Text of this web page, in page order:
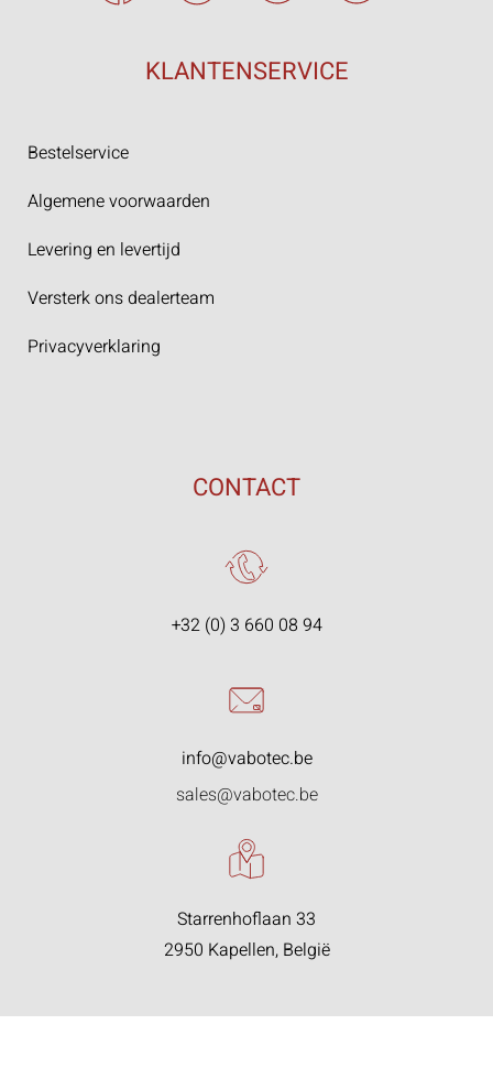
KLANTENSERVICE
Bestelservice
Algemene voorwaarden
Levering en levertijd
Versterk ons dealerteam
Privacyverklaring
CONTACT
+32 (0) 3 660 08 94
info@vabotec.be
sales@vabotec.be
Starrenhoflaan 33
2950 Kapellen, België